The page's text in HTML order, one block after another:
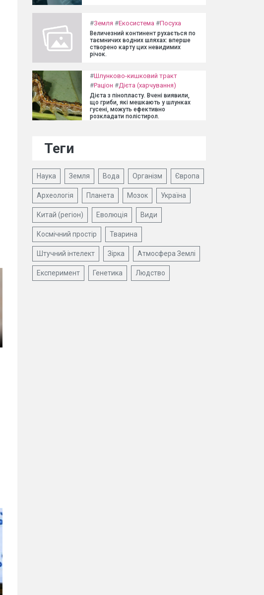
#Земля #Екосистема #Посуха
Величезний континент рухається по
таємничих водних шляхах: вперше
створено карту цих невидимих
річок.
#Шлунково-кишковий тракт
#Раціон #Дієта (харчування)
Дієта з пінопласту. Вчені виявили,
що гриби, які мешкають у шлунках
гусені, можуть ефективно
розкладати полістирол.
Теги
Наука Земля Вода Організм Європа
Археологія Планета Мозок Україна
Китай (регіон) Еволюція Види
Космічний простір Тварина
Штучний інтелект Зірка Атмосфера Землі
Експеримент Генетика Людство